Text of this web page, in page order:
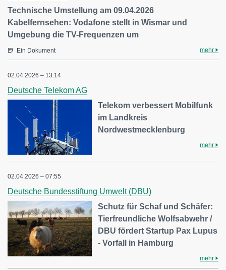
Technische Umstellung am 09.04.2026
Kabelfernsehen: Vodafone stellt in Wismar und
Umgebung die TV-Frequenzen um
Ein Dokument mehr
02.04.2026 – 13:14
Deutsche Telekom AG
Telekom verbessert Mobilfunk
im Landkreis
Nordwestmecklenburg
mehr
02.04.2026 – 07:55
Deutsche Bundesstiftung Umwelt (DBU)
Schutz für Schaf und Schäfer:
Tierfreundliche Wolfsabwehr /
DBU fördert Startup Pax Lupus
- Vorfall in Hamburg
mehr